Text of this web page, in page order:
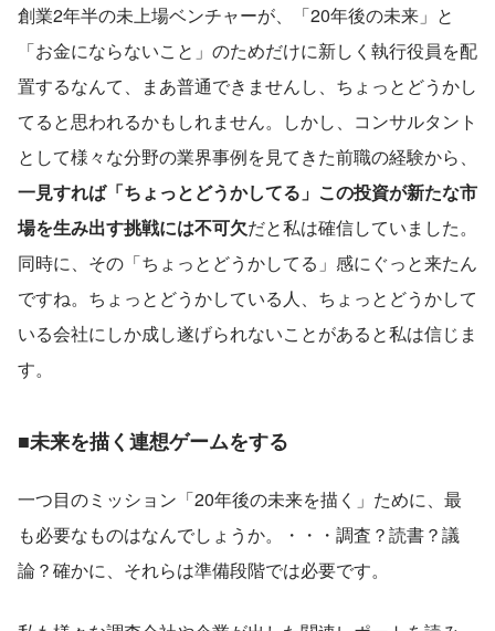
創業2年半の未上場ベンチャーが、「20年後の未来」と
「お金にならないこと」のためだけに新しく執行役員を配
置するなんて、まあ普通できませんし、ちょっとどうかし
てると思われるかもしれません。しかし、コンサルタント
として様々な分野の業界事例を見てきた前職の経験から、
一見すれば「ちょっとどうかしてる」この投資が新たな市
場を生み出す挑戦には不可欠だと私は確信していました。
同時に、その「ちょっとどうかしてる」感にぐっと来たん
ですね。ちょっとどうかしている人、ちょっとどうかして
いる会社にしか成し遂げられないことがあると私は信じま
す。
■未来を描く連想ゲームをする
一つ目のミッション「20年後の未来を描く」ために、最
も必要なものはなんでしょうか。・・・調査？読書？議
論？確かに、それらは準備段階では必要です。